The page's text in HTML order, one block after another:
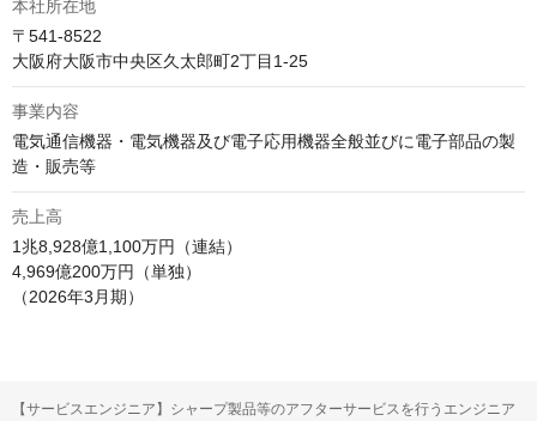
本社所在地
〒541-8522
大阪府大阪市中央区久太郎町2丁目1-25
事業内容
電気通信機器・電気機器及び電子応用機器全般並びに電子部品の製
造・販売等
売上高
1兆8,928億1,100万円（連結）
4,969億200万円（単独）
（2026年3月期）
【サービスエンジニア】シャープ製品等のアフターサービスを行うエンジニア